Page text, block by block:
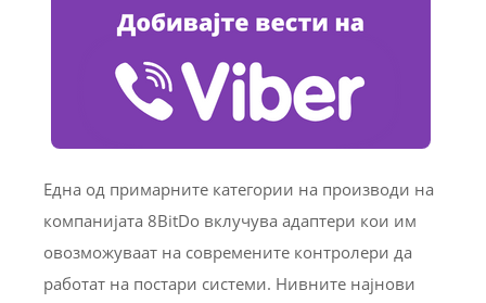
Една од примарните категории на производи на
компанијата 8BitDo вклучува адаптери кои им
овозможуваат на современите контролери да
работат на постари системи. Нивните најнови